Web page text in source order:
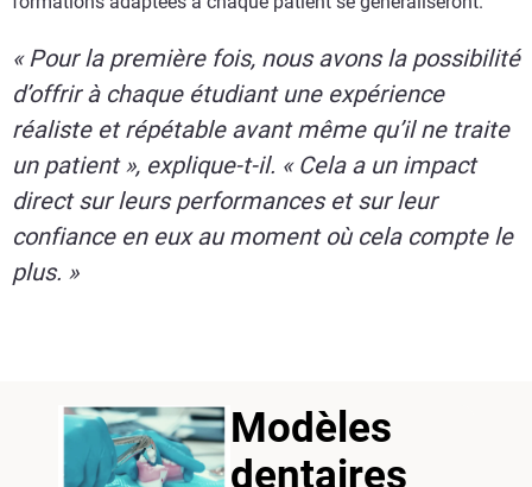
Modèles
dentaires
« Pour la première fois, nous avons la possibilité
d’offrir à chaque étudiant une expérience
réaliste et répétable avant même qu’il ne traite
un patient », explique-t-il. « Cela a un impact
direct sur leurs performances et sur leur
confiance en eux au moment où cela compte le
plus. »